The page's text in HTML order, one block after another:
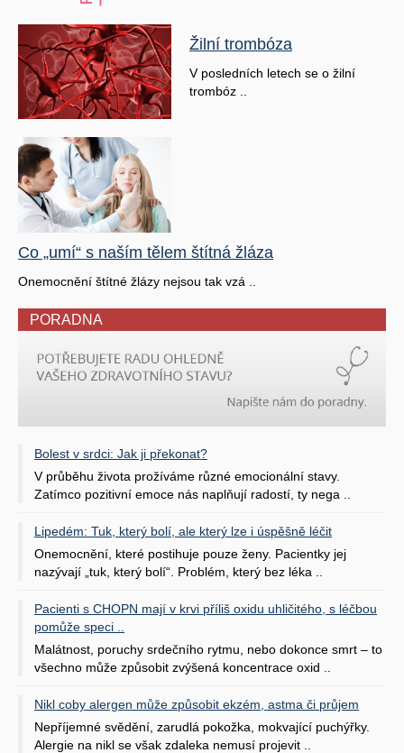
Žilní trombóza
V posledních letech se o žilní
trombóz ..
Co „umí“ s naším tělem štítná žláza
Onemocnění štítné žlázy nejsou tak vzá ..
PORADNA
Bolest v srdci: Jak ji překonat?
V průběhu života prožíváme různé emocionální stavy.
Zatímco pozitivní emoce nás naplňují radostí, ty nega ..
Lipedém: Tuk, který bolí, ale který lze i úspěšně léčit
Onemocnění, které postihuje pouze ženy. Pacientky jej
nazývají „tuk, který bolí“. Problém, který bez léka ..
Pacienti s CHOPN mají v krvi příliš oxidu uhličitého, s léčbou
pomůže speci ..
Malátnost, poruchy srdečního rytmu, nebo dokonce smrt – to
všechno může způsobit zvýšená koncentrace oxid ..
Nikl coby alergen může způsobit ekzém, astma či průjem
Nepříjemné svědění, zarudlá pokožka, mokvající puchýřky.
Alergie na nikl se však zdaleka nemusí projevit ..